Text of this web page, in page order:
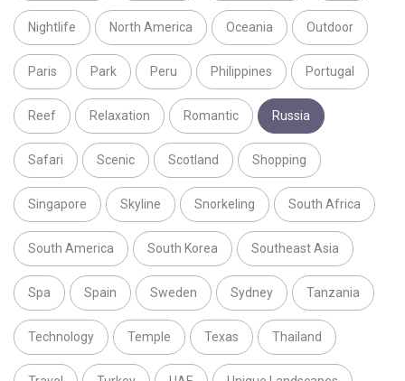
Nightlife North America Oceania Outdoor
Paris Park Peru Philippines Portugal
Reef Relaxation Romantic Russia
Safari Scenic Scotland Shopping
Singapore Skyline Snorkeling South Africa
South America South Korea Southeast Asia
Spa Spain Sweden Sydney Tanzania
Technology Temple Texas Thailand